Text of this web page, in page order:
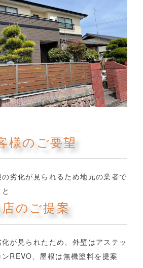
様のご要望
劣化が見られるため地元の業者で
店のご提案
が見られたため、外壁はアステッ
REVO、屋根は無機塗料を提案